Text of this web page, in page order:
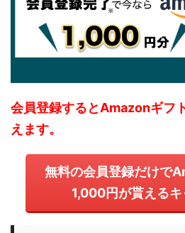
会員登録するとAmazonギフ
えます。
無料の会員登録だけで
1,000円が貰える